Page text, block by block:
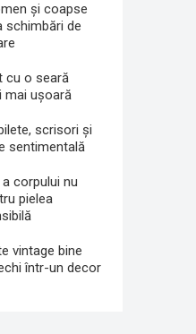
și coapse
schimbări de
cu o seară
mai ușoară
scrisori și
sentimentală
corpului nu
pielea
vintage bine
într-un decor